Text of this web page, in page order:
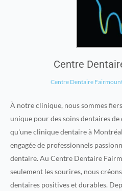
Centre
Centre Dentaire
À notre clinique, nous sommes
unique pour des soins dentaires
qu'une clinique dentaire à
engagée de professionnels
dentaire. Au Centre Dentaire
seulement les sourires, nous
dentaires positives et durables.